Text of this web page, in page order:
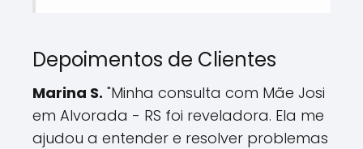
Depoimentos de Clientes
Marina S. "Minha consulta com Mãe Josi
em Alvorada - RS foi reveladora. Ela me
ajudou a entender e resolver problemas